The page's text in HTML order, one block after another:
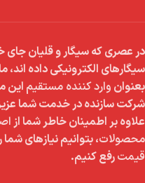
در عصری که سیگار و قلیان جای
سیگارهای الکترونیکی داده اند،
بعنوان وارد کننده مستقیم این
شرکت سازنده در خدمت شما
علاوه بر اطمینان خاطر شما از
محصولات، بتوانیم نیازهای شما
قیمترفع کنیم.